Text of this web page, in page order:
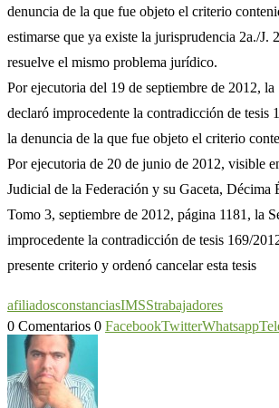
denuncia de la que fue objeto el criterio
estimarse que ya existe la jurisprudencia 2a./J.
resuelve el mismo problema jurídico.
Por ejecutoria del 19 de septiembre de 2012, la
declaró improcedente la contradicción de tesis
la denuncia de la que fue objeto el criterio
Por ejecutoria de 20 de junio de 2012, visible
Judicial de la Federación y su Gaceta,
Tomo 3, septiembre de 2012, página 1181, la
improcedente la contradicción de tesis 169/
presente criterio y ordenó cancelar esta tesis
afiliadosconstanciasIMSStrabajadores
0 Comentarios 0 FacebookTwitterWhatsapp